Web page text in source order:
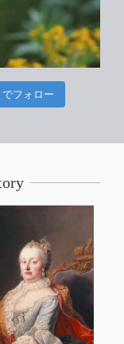
でフォロー